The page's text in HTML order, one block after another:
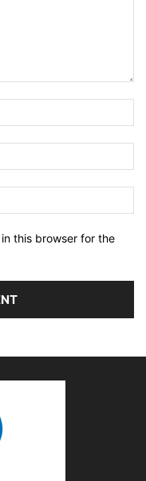
this browser for the